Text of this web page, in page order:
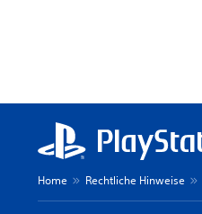
Home Rechtliche Hinweise